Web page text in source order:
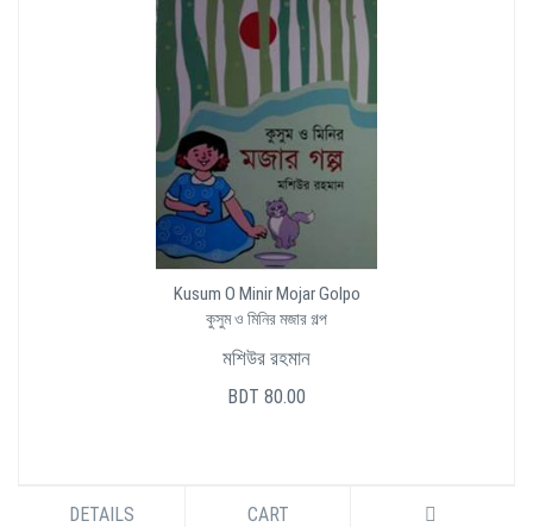
Kusum O Minir Mojar Golpo
কুসুম ও মিনির মজার গল্প
মশিউর রহমান
BDT 80.00
DETAILS CART